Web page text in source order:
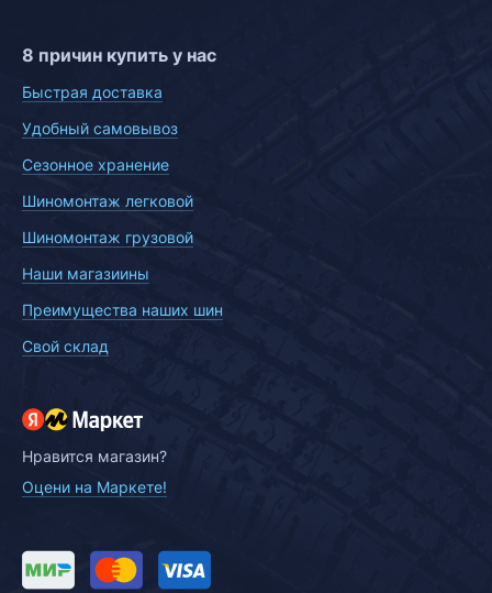
8 причин купить у нас
Быстрая доставка
Удобный самовывоз
Сезонное хранение
Шиномонтаж легковой
Шиномонтаж грузовой
Наши магазиины
Преимущества наших шин
Свой склад
Нравится магазин?
Оцени на Маркете!